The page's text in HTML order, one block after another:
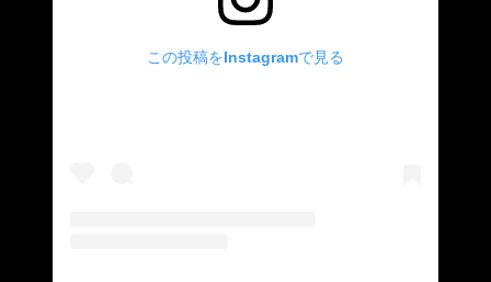
この投稿をInstagramで見る